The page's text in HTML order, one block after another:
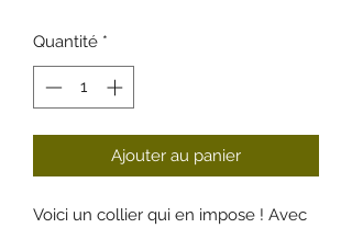
Quantité *
Ajouter au panier
Voici un collier qui en impose ! Avec